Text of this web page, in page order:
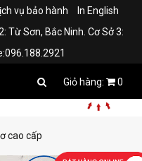
vụ bảo hành
In English
Từ Sơn, Bắc Ninh. Cơ Sở 3:
0
cao cấp